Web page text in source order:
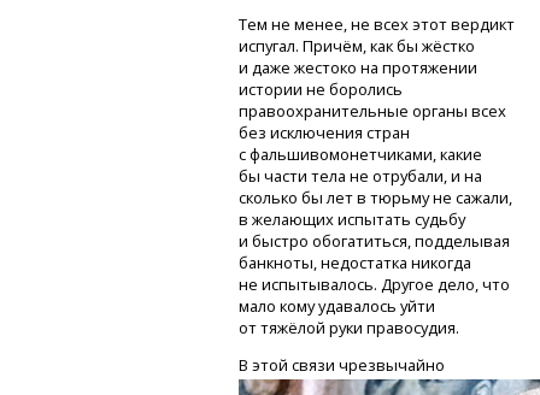
Тем не менее, не всех этот вердикт
испугал. Причём, как бы жёстко
и даже жестоко на протяжении
истории не боролись
правоохранительные органы всех
без исключения стран
с фальшивомонетчиками, какие
бы части тела не отрубали, и на
сколько бы лет в тюрьму не сажали,
в желающих испытать судьбу
и быстро обогатиться, подделывая
банкноты, недостатка никогда
не испытывалось. Другое дело, что
мало кому удавалось уйти
от тяжёлой руки правосудия.
В этой связи чрезвычайно